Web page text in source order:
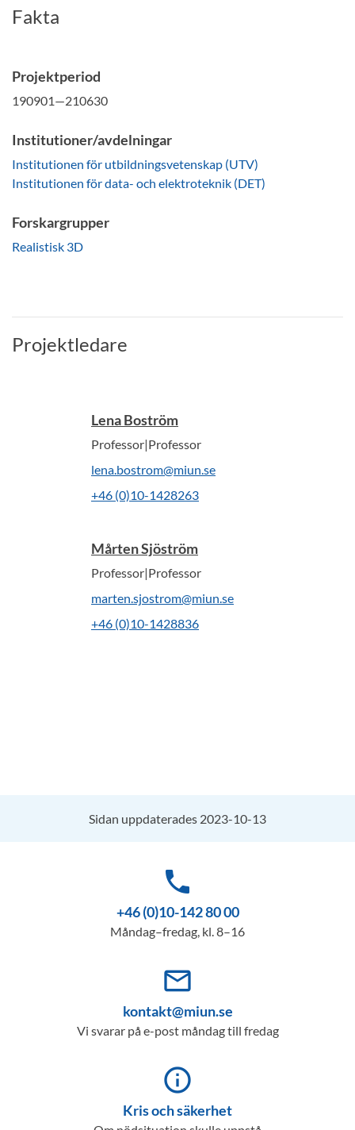
Fakta
Projektperiod
190901—210630
Institutioner/avdelningar
Institutionen för utbildningsvetenskap (UTV)
Institutionen för data- och elektroteknik (DET)
Forskargrupper
Realistisk 3D
Projektledare
Lena Boström
Professor|Professor
lena.bostrom@miun.se
+46 (0)10-1428263
Mårten Sjöström
Professor|Professor
marten.sjostrom@miun.se
+46 (0)10-1428836
Sidan uppdaterades 2023-10-13
phone
+46 (0)10-142 80 00
Måndag–fredag, kl. 8–16
mail_outline
kontakt@miun.se
Vi svarar på e-post måndag till fredag
info_outline
Kris och säkerhet